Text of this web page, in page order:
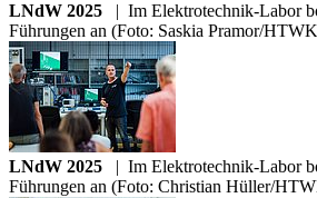
LNdW 2025 | Im Elektrotechnik-Labor
Führungen an (Foto: Saskia Pramor/
LNdW 2025 | Im Elektrotechnik-Labor
Führungen an (Foto: Christian Hüller/